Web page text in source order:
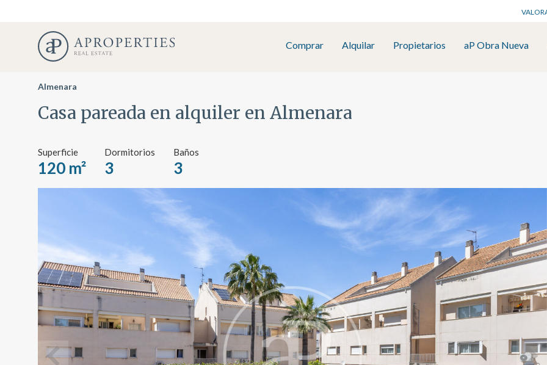
Comprar Alquilar Propietarios aP Obra Nueva
Almenara
Casa pareada en alquiler en Almenara
Superficie
120 m²
Dormitorios
3
Baños
3